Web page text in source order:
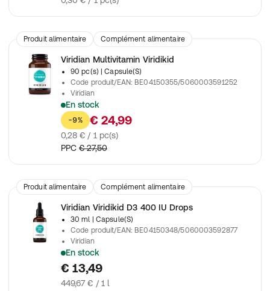
Produit alimentaire Complément alimentaire
Viridian Multivitamin Viridikid
90 pc(s)
| Capsule(S)
Code produit/EAN: BE04150355/5060003591252
Viridian
En stock
Multivitamine pure et complète pour enfants, sans
-9% € 24,99
0,28 € / 1 pc(s)
PPC € 27,50
Produit alimentaire Complément alimentaire
Viridian Viridikid D3 400 IU Drops
30 ml
| Capsule(S)
Code produit/EAN: BE04150348/5060003592877
Viridian
En stock
Gouttes de vitamine D3 pour enfants, provenant d'une
€ 13,49
449,67 € / 1 l